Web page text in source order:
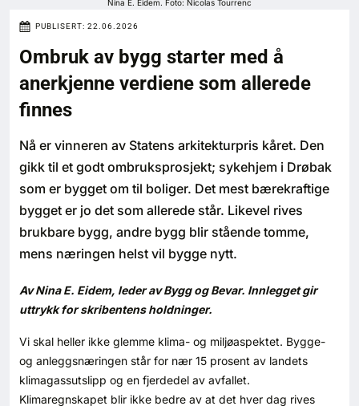
Bærekraft
Eiendom
Øvrige
Tips redaksjonen
Annonsering
Abonnere magasin
Abonnement Pluss
Nina E. Eidem. Foto: Nicolas Tourrenc
PUBLISERT: 22.06.2026
Ombruk av bygg starter med å
anerkjenne verdiene som allerede
finnes
Nå er vinneren av Statens arkitekturpris kåret. Den
gikk til et godt ombruksprosjekt; sykehjem i Drøbak
som er bygget om til boliger. Det mest bærekraftige
bygget er jo det som allerede står. Likevel rives
brukbare bygg, andre bygg blir stående tomme,
mens næringen helst vil bygge nytt.
Av Nina E. Eidem, leder av Bygg og Bevar. Innlegget gir
uttrykk for skribentens holdninger.
Vi skal heller ikke glemme klima- og miljøaspektet. Bygge-
og anleggsnæringen står for nær 15 prosent av landets
klimagassutslipp og en fjerdedel av avfallet.
Klimaregnskapet blir ikke bedre av at det hver dag rives